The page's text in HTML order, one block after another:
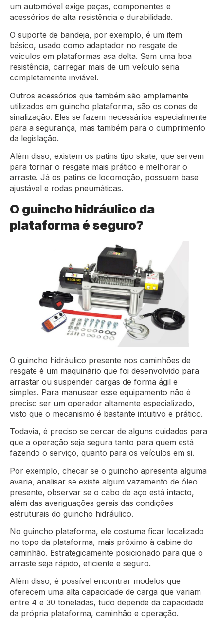
um automóvel exige peças, componentes e
acessórios de alta resistência e durabilidade.
O suporte de bandeja, por exemplo, é um item
básico, usado como adaptador no resgate de
veículos em plataformas asa delta. Sem uma boa
resistência, carregar mais de um veículo seria
completamente inviável.
Outros acessórios que também são amplamente
utilizados em guincho plataforma, são os cones de
sinalização. Eles se fazem necessários especialmente
para a segurança, mas também para o cumprimento
da legislação.
Além disso, existem os patins tipo skate, que servem
para tornar o resgate mais prático e melhorar o
arraste. Já os patins de locomoção, possuem base
ajustável e rodas pneumáticas.
O guincho hidráulico da
plataforma é seguro?
O guincho hidráulico presente nos caminhões de
resgate é um maquinário que foi desenvolvido para
arrastar ou suspender cargas de forma ágil e
simples. Para manusear esse equipamento não é
preciso ser um operador altamente especializado,
visto que o mecanismo é bastante intuitivo e prático.
Todavia, é preciso se cercar de alguns cuidados para
que a operação seja segura tanto para quem está
fazendo o serviço, quanto para os veículos em si.
Por exemplo, checar se o guincho apresenta alguma
avaria, analisar se existe algum vazamento de óleo
presente, observar se o cabo de aço está intacto,
além das averiguações gerais das condições
estruturais do guincho hidráulico.
No guincho plataforma, ele costuma ficar localizado
no topo da plataforma, mais próximo à cabine do
caminhão. Estrategicamente posicionado para que o
arraste seja rápido, eficiente e seguro.
Além disso, é possível encontrar modelos que
oferecem uma alta capacidade de carga que variam
entre 4 e 30 toneladas, tudo depende da capacidade
da própria plataforma, caminhão e operação.